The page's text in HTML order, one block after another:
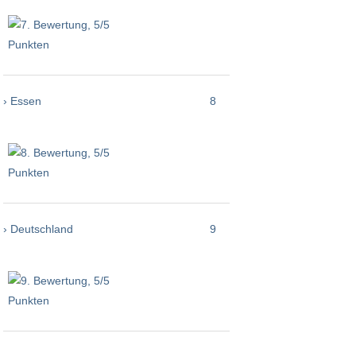
› Essen 8
› Deutschland 9